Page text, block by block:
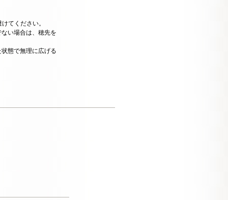
てください。
い場合は、穂先を
態で無理に広げる